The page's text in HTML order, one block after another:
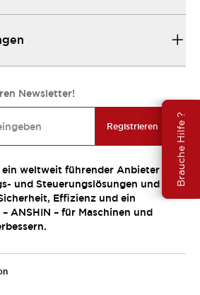
Brauche Hilfe ?
Newsletter!
Registrieren
ein weltweit führender Anbieter
und Steuerungslösungen und
Effizienz und ein
ANSHIN – für Maschinen und